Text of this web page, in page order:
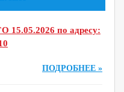
по адресу:
ПОДРОБНЕЕ »